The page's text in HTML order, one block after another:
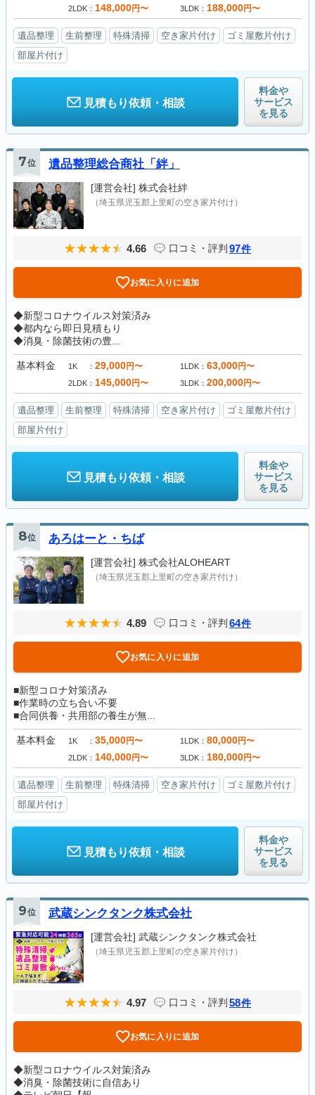
2LDK 148,000円〜 3LDK 188,000円〜
遺品整理 生前整理 特殊清掃 空き家片付け
ゴミ屋敷片付け
部屋片付け
見積もり依頼・相談
料金や
サービス
を見る
7位 遺品整理総合商社「絆」
[運営会社] 株式会社絆
（埼玉県児玉郡上里町の空き家片付け）
4.66 口コミ・評判 97件
お気に入りに追加
◆新型コロナウイルス対策済み
◆都内なら即日見積もり
◆消臭・除菌技術の豊...
基本料金 1K 29,000円〜 1LDK 63,000円〜
2LDK 145,000円〜 3LDK 200,000円〜
遺品整理 生前整理 特殊清掃 空き家片付け
ゴミ屋敷片付け
部屋片付け
見積もり依頼・相談
料金や
サービス
を見る
8位 あろはーと・ちば
[運営会社] 株式会社ALOHEART
（埼玉県児玉郡上里町の空き家片付け）
4.89 口コミ・評判 64件
お気に入りに追加
■新型コロナ対策済み
■作業時の立ち合い不要
■合同供養・共用部の養生が無...
基本料金 1K 35,000円〜 1LDK 80,000円〜
2LDK 140,000円〜 3LDK 180,000円〜
遺品整理 生前整理 特殊清掃 空き家片付け
ゴミ屋敷片付け
部屋片付け
見積もり依頼・相談
料金や
サービス
を見る
9位 武蔵シンクタンク株式会社
[運営会社] 武蔵シンクタンク株式会社
（埼玉県児玉郡上里町の空き家片付け）
4.97 口コミ・評判 58件
お気に入りに追加
◆新型コロナウイルス対策済み
◆消臭・除菌技術に自信あり